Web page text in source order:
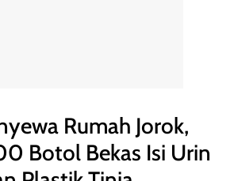
Rumah Jorok,
Botol Bekas Isi Urin